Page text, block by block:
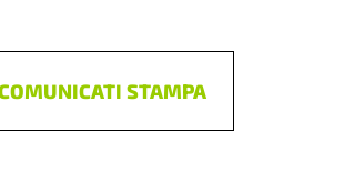
STAMPA